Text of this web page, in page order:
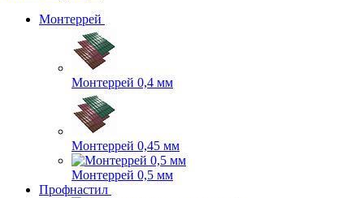
Монтеррей
Монтеррей 0,4 мм
Монтеррей 0,45 мм
Монтеррей 0,5 мм
Профнастил